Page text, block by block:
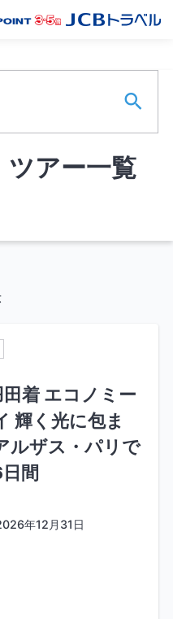
場合は文字として認識しま
みを表示する
ツアー一覧
着 エコノミー
輝く光に包ま
ルザス・パリで
間
年12月31日